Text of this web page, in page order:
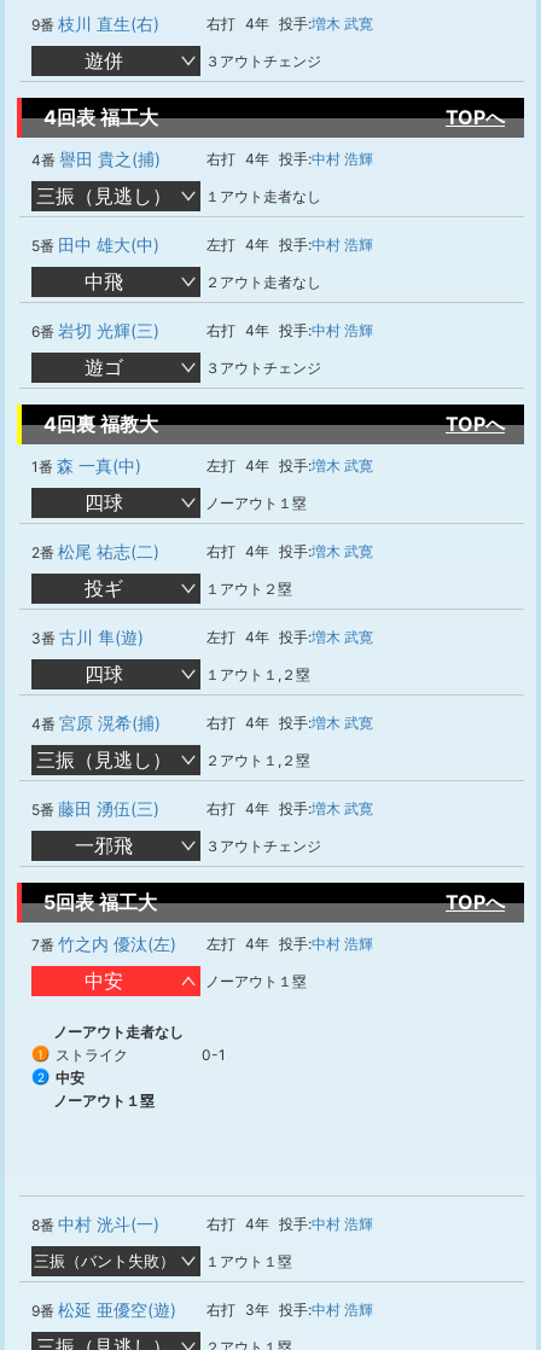
9番 枝川 直生(右) 右打 4年 投手:増木 武寛
遊併 ３アウトチェンジ
4回表 福工大 TOPへ
4番 譽田 貴之(捕) 右打 4年 投手:中村 浩輝
三振（見逃し） １アウト走者なし
5番 田中 雄大(中) 左打 4年 投手:中村 浩輝
中飛 ２アウト走者なし
6番 岩切 光輝(三) 右打 4年 投手:中村 浩輝
遊ゴ ３アウトチェンジ
4回裏 福教大 TOPへ
1番 森 一真(中) 左打 4年 投手:増木 武寛
四球 ノーアウト１塁
2番 松尾 祐志(二) 右打 4年 投手:増木 武寛
投ギ １アウト２塁
3番 古川 隼(遊) 左打 4年 投手:増木 武寛
四球 １アウト１,２塁
4番 宮原 滉希(捕) 右打 4年 投手:増木 武寛
三振（見逃し） ２アウト１,２塁
5番 藤田 湧伍(三) 右打 4年 投手:増木 武寛
一邪飛 ３アウトチェンジ
5回表 福工大 TOPへ
7番 竹之内 優汰(左) 左打 4年 投手:中村 浩輝
中安 ノーアウト１塁
ノーアウト走者なし
1 ストライク 0-1
2
中安
ノーアウト１塁
8番 中村 洸斗(一) 右打 4年 投手:中村 浩輝
三振（バント失敗） １アウト１塁
9番 松延 亜優空(遊) 右打 3年 投手:中村 浩輝